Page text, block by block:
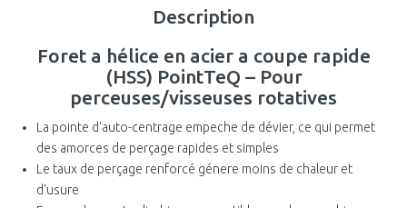
Description
Foret a hélice en acier a coupe rapide
(HSS) PointTeQ – Pour
perceuses/visseuses rotatives
La pointe d'auto-centrage empeche de dévier, ce qui permet
des amorces de perçage rapides et simples
Le taux de perçage renforcé génere moins de chaleur et
d'usure